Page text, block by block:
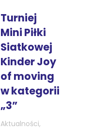
Turniej
Mini Piłki
Siatkowej
Kinder Joy
of moving
w kategorii
„3”
Aktualności,